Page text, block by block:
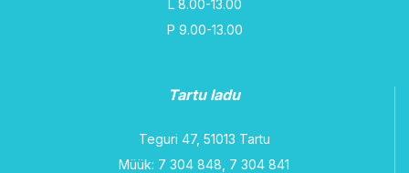
L 8.00-13.00
P 9.00-13.00
Tartu ladu
Teguri 47, 51013 Tartu
Müük: 7 304 848, 7 304 841